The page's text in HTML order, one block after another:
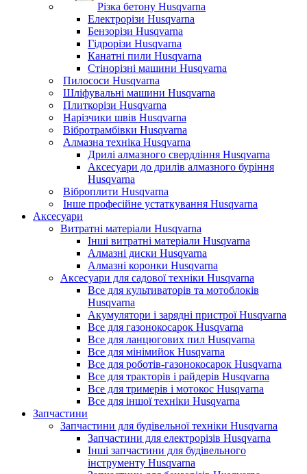
Різка бетону Husqvarna
Електрорізи Husqvarna
Бензорізи Husqvarna
Гідрорізи Husqvarna
Канатні пили Husqvarna
Стінорізні машини Husqvarna
Пилососи Husqvarna
Шліфувальні машини Husqvarna
Плиткорізи Husqvarna
Нарізчики швів Husqvarna
Вібротрамбівки Husqvarna
Алмазна техніка Husqvarna
Дрилі алмазного свердління Husqvarna
Аксесуари до дрилів алмазного буріння
Husqvarna
Віброплити Husqvarna
Інше професійне устаткування Husqvarna
Аксесуари
Витратні матеріали Husqvarna
Інші витратні матеріали Husqvarna
Алмазні диски Husqvarna
Алмазні коронки Husqvarna
Аксесуари для садової техніки Husqvarna
Все для культиваторів та мотоблоків
Husqvarna
Акумулятори і зарядні пристрої Husqvarna
Все для газонокосарок Husqvarna
Все для ланцюгових пил Husqvarna
Все для мінімийок Husqvarna
Все для роботів-газонокосарок Husqvarna
Все для тракторів і райдерів Husqvarna
Все для тримерів і мотокос Husqvarna
Все для іншої техніки Husqvarna
Запчастини
Запчастини для будівельної техніки Husqvarna
Запчастини для електрорізів Husqvarna
Інші запчастини для будівельного
інструменту Husqvarna